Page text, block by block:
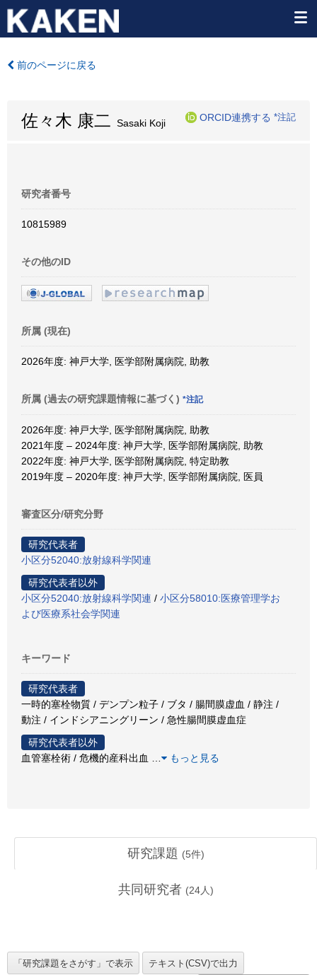
前のページに戻る
佐々木 康二 Sasaki Koji
ORCID連携する *注記
研究者番号
10815989
その他のID
所属 (現在)
2026年度: 神戸大学, 医学部附属病院, 助教
所属 (過去の研究課題情報に基づく) *注記
2026年度: 神戸大学, 医学部附属病院, 助教
2021年度 – 2024年度: 神戸大学, 医学部附属病院, 助教
2022年度: 神戸大学, 医学部附属病院, 特定助教
2019年度 – 2020年度: 神戸大学, 医学部附属病院, 医員
審査区分/研究分野
研究代表者
小区分52040:放射線科学関連
研究代表者以外
小区分52040:放射線科学関連 / 小区分58010:医療管理学お
よび医療系社会学関連
キーワード
研究代表者
一時的塞栓物質 / デンプン粒子 / ブタ / 腸間膜虚血 / 静注 /
動注 / インドシアニングリーン / 急性腸間膜虚血症
研究代表者以外
血管塞栓術 / 危機的産科出血
もっと見る
研究課題 (5件)
共同研究者 (24人)